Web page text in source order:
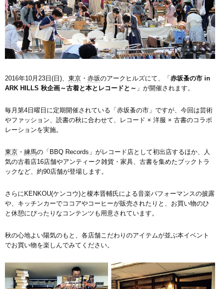
2016年10月23日(日)、 東京 ・ 赤坂のアークヒルズにて、「赤坂蚤の市 in
ARK HILLS 秋企画～古着と本とレコードと～ 」が開催されます。
毎月第4日曜日に定期開催されている「赤坂蚤の市」ですが、今回は芸術
やファッション、読書の秋に合わせて、レコード × 洋服 × 古書のコラボ
レーションを実施。
東京 ・ 練馬の「BBQ Records」がレコード店として初出店するほか、人
気の古着店16店舗やアンティーク雑貨・家具、古書を集めたブックトラ
ックなど、約90店舗が登場します。
さらにKENKOU(ケンコウ)と榎本晋輔氏による音楽パフォーマンスの披露
や、キッチンカーでココアやコーヒーが販売されたりと、お買い物のひ
と休憩にぴったりなコンテンツも用意されています。
秋の心地よい陽気のもと、各店舗こだわりのアイテムが並ぶ本イベント
でお買い物を楽しんでみてください。